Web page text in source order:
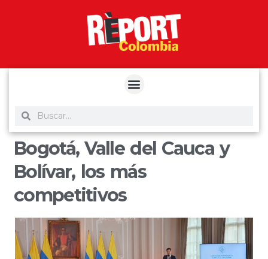
Bogotá, Valle del Cauca y
Bolívar, los más
competitivos